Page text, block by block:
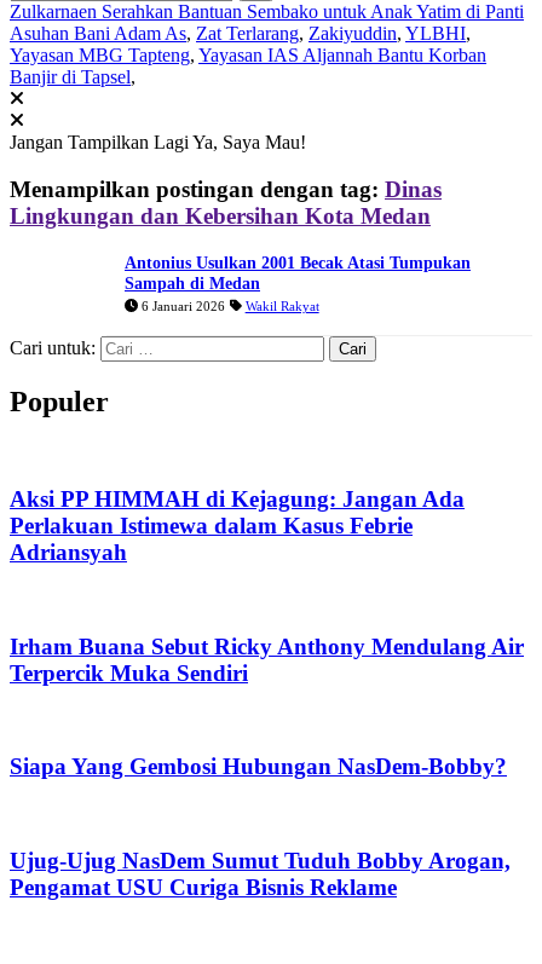
Zulkarnaen Serahkan Bantuan Sembako untuk Anak Yatim di Panti
Asuhan Bani Adam As, Zat Terlarang, Zakiyuddin, YLBHI,
Yayasan MBG Tapteng, Yayasan IAS Aljannah Bantu Korban
Banjir di Tapsel,
Jangan Tampilkan Lagi Ya, Saya Mau!
Menampilkan postingan dengan tag: Dinas
Lingkungan dan Kebersihan Kota Medan
Antonius Usulkan 2001 Becak Atasi Tumpukan
Sampah di Medan
6 Januari 2026 Wakil Rakyat
Cari untuk:
Populer
Aksi PP HIMMAH di Kejagung: Jangan Ada
Perlakuan Istimewa dalam Kasus Febrie
Adriansyah
Irham Buana Sebut Ricky Anthony Mendulang Air
Terpercik Muka Sendiri
Siapa Yang Gembosi Hubungan NasDem-Bobby?
Ujug-Ujug NasDem Sumut Tuduh Bobby Arogan,
Pengamat USU Curiga Bisnis Reklame